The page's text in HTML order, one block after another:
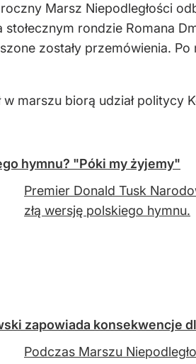
Marsz Niepodległości
rondzie Romana
zostały przemówienia.
marszu biorą udział politycy
hymnu? "Póki my żyjemy"
Premier Donald Tusk
złą wersję polskiego hymnu.
zapowiada konsekwencje
Podczas Marszu